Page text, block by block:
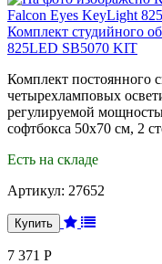
Комплект студийного
825LED SB5070 KIT
Комплект постоянного
четырехламповых
регулируемой
софтбокса 50х70 см, 2
Есть на складе
Артикул: 27652
7 371 Р